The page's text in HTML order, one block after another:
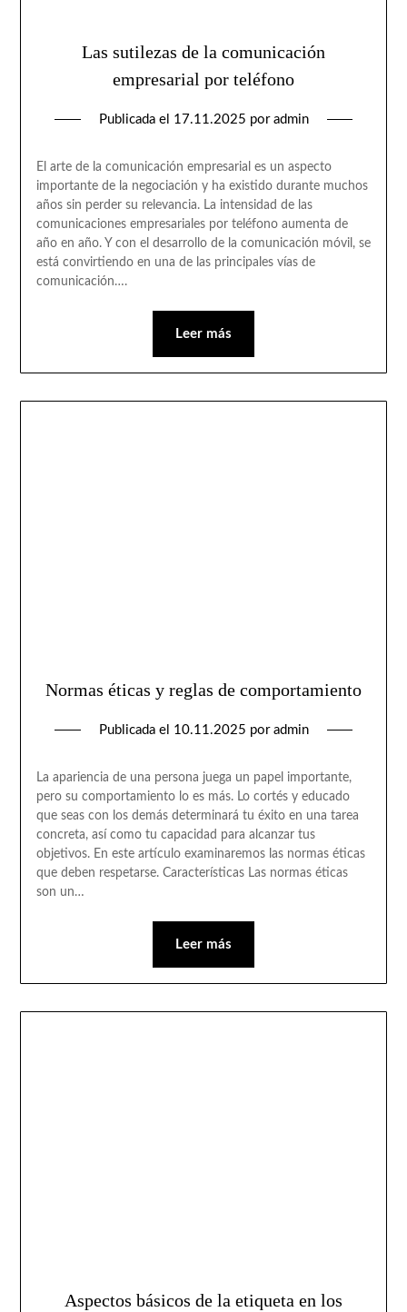
Las sutilezas de la comunicación
empresarial por teléfono
Publicada el 17.11.2025 por admin
El arte de la comunicación empresarial es un aspecto
importante de la negociación y ha existido durante muchos
años sin perder su relevancia. La intensidad de las
comunicaciones empresariales por teléfono aumenta de
año en año. Y con el desarrollo de la comunicación móvil, se
está convirtiendo en una de las principales vías de
comunicación….
Leer más
Normas éticas y reglas de comportamiento
Publicada el 10.11.2025 por admin
La apariencia de una persona juega un papel importante,
pero su comportamiento lo es más. Lo cortés y educado
que seas con los demás determinará tu éxito en una tarea
concreta, así como tu capacidad para alcanzar tus
objetivos. En este artículo examinaremos las normas éticas
que deben respetarse. Características Las normas éticas
son un…
Leer más
Aspectos básicos de la etiqueta en los